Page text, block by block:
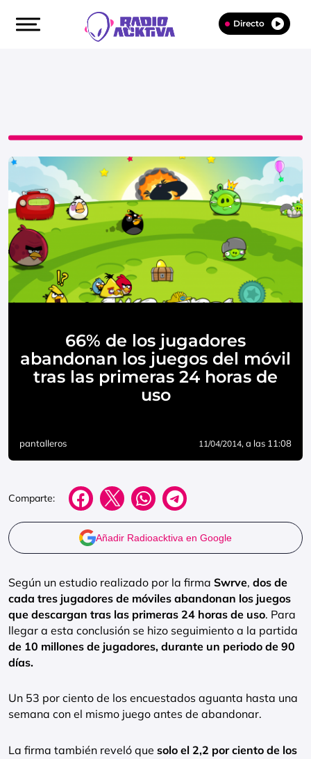
Directo
66% de los jugadores
abandonan los juegos del móvil
tras las primeras 24 horas de
uso
pantalleros 11/04/2014, a las 11:08
Comparte:
Añadir Radioacktiva en Google
Según un estudio realizado por la firma Swrve, dos de
cada tres jugadores de móviles abandonan los juegos
que descargan tras las primeras 24 horas de uso. Para
llegar a esta conclusión se hizo seguimiento a la partida
de 10 millones de jugadores, durante un periodo de 90
días.
Un 53 por ciento de los encuestados aguanta hasta una
semana con el mismo juego antes de abandonar.
La firma también reveló que solo el 2,2 por ciento de los